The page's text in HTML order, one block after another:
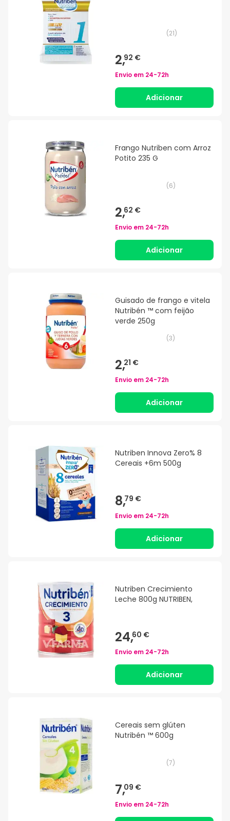
(21)
2,92 €
Envio em 24-72h
Adicionar
Frango Nutriben com Arroz
Potito 235 G
(6)
2,62 €
Envio em 24-72h
Adicionar
Guisado de frango e vitela
Nutribén ™ com feijão
verde 250g
(3)
2,21 €
Envio em 24-72h
Adicionar
Nutriben Innova Zero% 8
Cereais +6m 500g
8,79 €
Envio em 24-72h
Adicionar
Nutriben Crecimiento
Leche 800g NUTRIBEN,
24,60 €
Envio em 24-72h
Adicionar
Cereais sem glúten
Nutribén ™ 600g
(7)
7,09 €
Envio em 24-72h